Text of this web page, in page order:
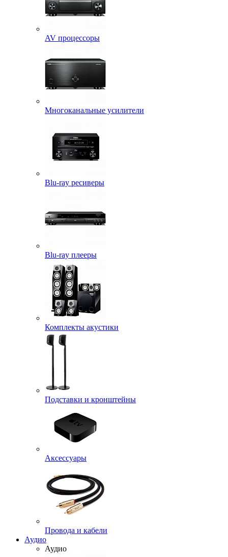
AV процессоры
Многоканальные усилители
Blu-ray ресиверы
Blu-ray плееры
Комплекты акустики
Подставки и кронштейны
Аксессуары
Провода и кабели
Аудио
Аудио